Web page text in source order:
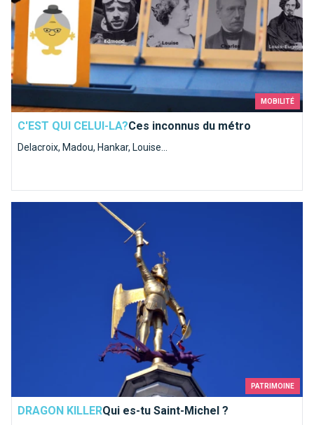
MOBILITÉ
C'EST QUI CELUI-LA?Ces inconnus du métro
Delacroix, Madou, Hankar, Louise...
PATRIMOINE
DRAGON KILLERQui es-tu Saint-Michel ?
Qui es-tu Saint-Michel ?